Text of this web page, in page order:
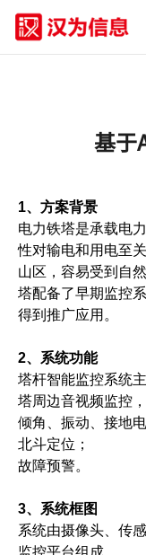
基于
1、方案背景
电力铁塔是承载电
性对输电和用电至
山区，容易受到自
塔配备了早期监控
得到推广应用。
2、系统功能
塔杆智能监控系统
塔周边音视频监控
倾角、振动、接地
北斗定位；
故障预警。
3、系统框图
系统由摄像头、传
监控平台组成。